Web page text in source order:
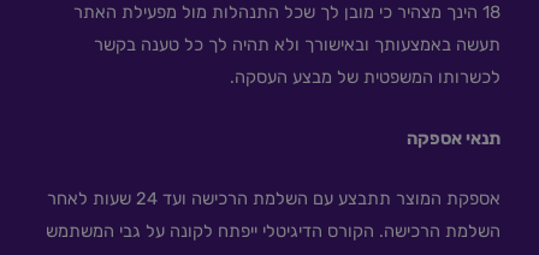
18 הינך מצהיר כי מובן לך שכל התנהלות מול מפעילת האתר
תעשה באמצעותך ובאישורך ולא תהיה לך כל טענה בקשר
לכשרותו המשפטית של מבצע העסקה.
תנאי אספקה
אספקת המוצר תתבצע עם השלמת הרכישה ועד 24 שעות לאחר
השלמת הרכישה. הקורס הדיגיטלי ייפתח לקונה על גבי המשתמש